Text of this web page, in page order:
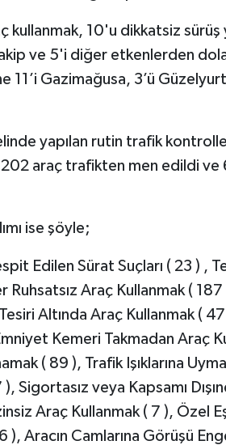
kullanmak, 10'u dikkatsiz sürüş
ve 5'i diğer etkenlerden
11’i Gazimağusa, 3’ü
yapılan rutin trafik
araç trafikten men edildi ve
ise şöyle;
Edilen Sürat Suçları ( 23 ) ,
Ruhsatsız Araç Kullanmak (
Altında Araç Kullanmak ( 47
Kemeri Takmadan Araç
( 89 ), Trafik Işıklarına
Sigortasız veya Kapsamı
Araç Kullanmak ( 7 ), Özel
), Aracın Camlarına Görüşü